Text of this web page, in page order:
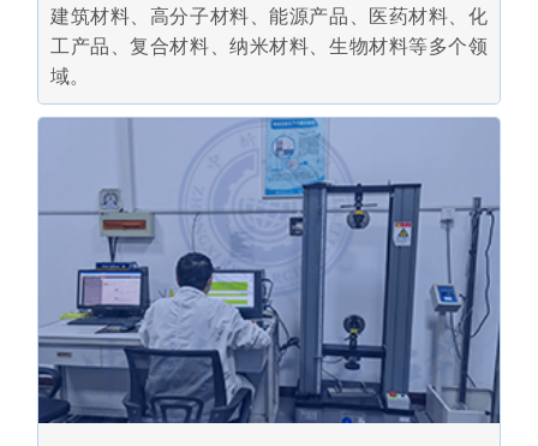
建筑材料、高分子材料、能源产品、医药材料、化
工产品、复合材料、纳米材料、生物材料等多个领
域。